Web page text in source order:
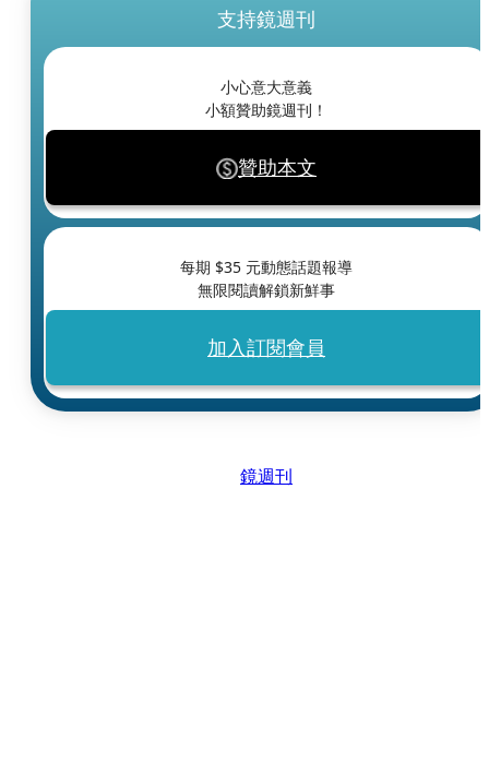
支持鏡週刊
小心意大意義
小額贊助鏡週刊！
贊助本文
每期 $35 元動態話題報導
無限閱讀解鎖新鮮事
加入訂閱會員
鏡週刊